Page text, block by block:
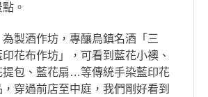
。
製酒作坊，專釀烏鎮名酒「三
花布作坊」，可看到藍花小襖、
提包、藍花扇…等傳統手染藍印花
穿過前店至中庭，我們剛好看到